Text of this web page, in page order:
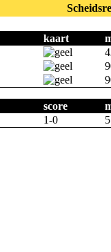
kaart
score
1-0